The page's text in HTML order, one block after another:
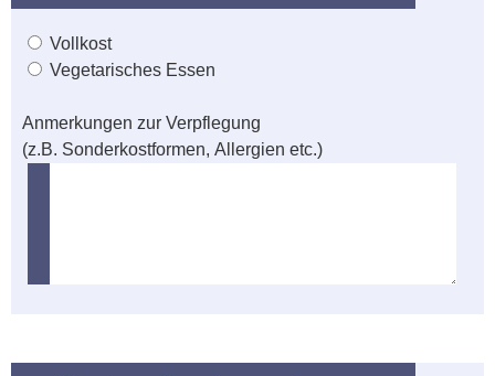
Vollkost
Vegetarisches Essen
Anmerkungen zur Verpflegung
(z.B. Sonderkostformen, Allergien etc.)